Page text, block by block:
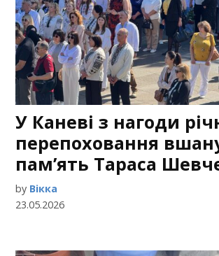
У Каневі з нагоди
перепоховання
пам’ять Тараса
by Вікка
23.05.2026